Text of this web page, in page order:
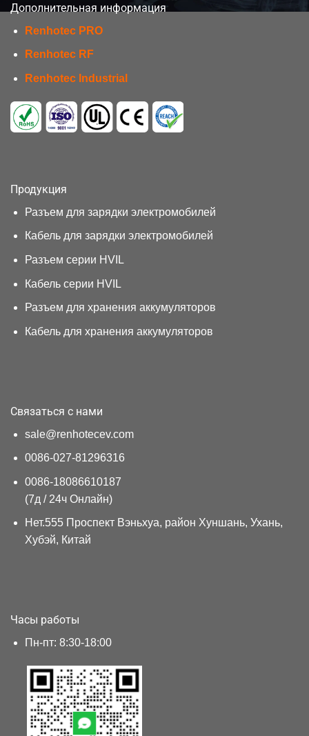
Дополнительная информация
Renhotec PRO
Renhotec RF
Renhotec Industrial
Продукция
Разъем для зарядки электромобилей
Кабель для зарядки электромобилей
Разъем серии HVIL
Кабель серии HVIL
Разъем для хранения аккумуляторов
Кабель для хранения аккумуляторов
Связаться с нами
sale@renhotecev.com
0086-027-81296316
0086-18086610187
(7д / 24ч Онлайн)
Нет.555 Проспект Вэньхуа, район Хуншань, Ухань,
Хубэй, Китай
Часы работы
Пн-пт: 8:30-18:00